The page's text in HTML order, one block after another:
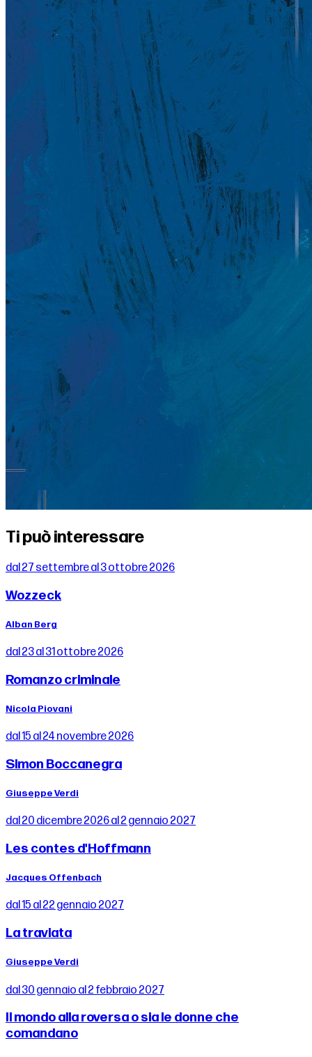
Ti può interessare
dal 27 settembre al 3 ottobre 2026
Wozzeck
Alban Berg
dal 23 al 31 ottobre 2026
Romanzo criminale
Nicola Piovani
dal 15 al 24 novembre 2026
Simon Boccanegra
Giuseppe Verdi
dal 20 dicembre 2026 al 2 gennaio 2027
Les contes d'Hoffmann
Jacques Offenbach
dal 15 al 22 gennaio 2027
La traviata
Giuseppe Verdi
dal 30 gennaio al 2 febbraio 2027
Il mondo alla roversa o sia le donne che
comandano